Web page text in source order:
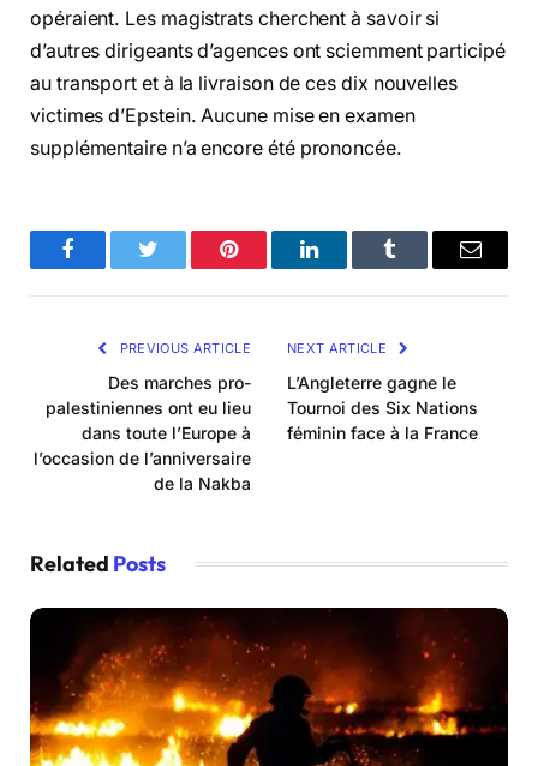
opéraient. Les magistrats cherchent à savoir si
d’autres dirigeants d’agences ont sciemment participé
au transport et à la livraison de ces dix nouvelles
victimes d’Epstein. Aucune mise en examen
supplémentaire n’a encore été prononcée.
FacebookTwitter Pinterest LinkedInTumblr Email
PREVIOUS ARTICLE
Des marches pro-
palestiniennes ont eu lieu
dans toute l’Europe à
l’occasion de l’anniversaire
de la Nakba
NEXT ARTICLE
L’Angleterre gagne le
Tournoi des Six Nations
féminin face à la France
Related Posts